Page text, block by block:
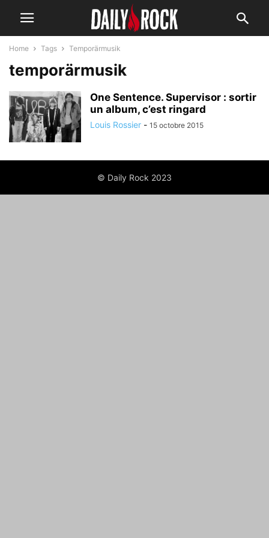
Home Tags Temporärmusik
temporärmusik
One Sentence. Supervisor : sortir
un album, c’est ringard
Louis Rossier - 15 octobre 2015
© Daily Rock 2023